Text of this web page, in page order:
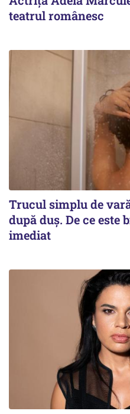
teatrul românesc
Trucul simplu de
după duș. De ce este
imediat